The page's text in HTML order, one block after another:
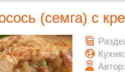
(семга) с
Кухня:
Автор: